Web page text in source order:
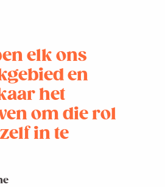
elk ons
en
het
om die rol
in te